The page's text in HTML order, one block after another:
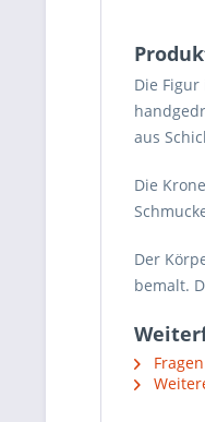
Die
aus
Die
Der
bemalt.